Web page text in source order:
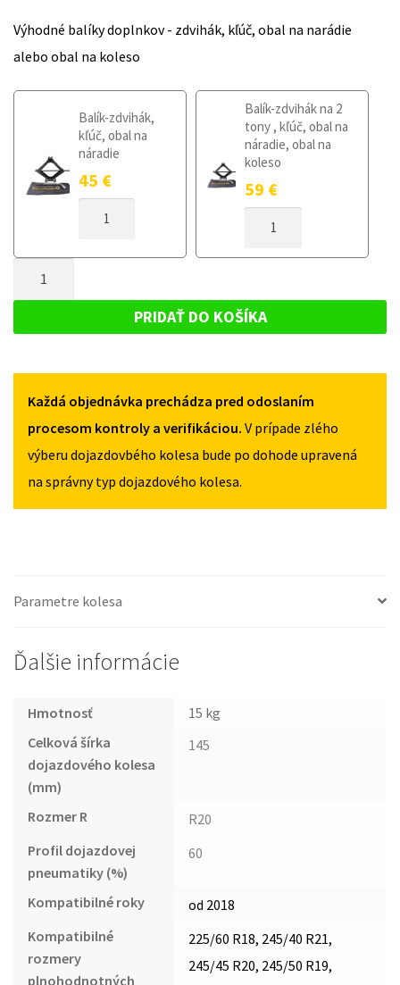
Výhodné balíky doplnkov - zdvihák, kľúč, obal na narádie
alebo obal na koleso
Balík-zdvihák,
kľúč, obal na
náradie
45 €
DOJAZDOVÉ
BMW
G02
2018
Balík-zdvihák na 2
tony , kľúč, obal na
náradie, obal na
koleso
59 €
DOJAZDOVÉ
G02
OD
5X112
BMW
OD
2018
145/60R20
PRIDAŤ DO KOŠÍKA
Každá objednávka prechádza pred odoslaním
procesom kontroly a verifikáciou. V prípade zlého
výberu dojazdovbého kolesa bude po dohode upravená
na správny typ dojazdového kolesa.
Parametre kolesa
Ďalšie informácie
Hmotnosť
15 kg
Celková šírka
dojazdového kolesa
(mm)
145
Rozmer R
R20
Profil dojazdovej
pneumatiky (%)
60
Kompatibilné roky
od 2018
Kompatibilné
rozmery
plnohodnotných
225/60 R18, 245/40 R21,
245/45 R20, 245/50 R19,